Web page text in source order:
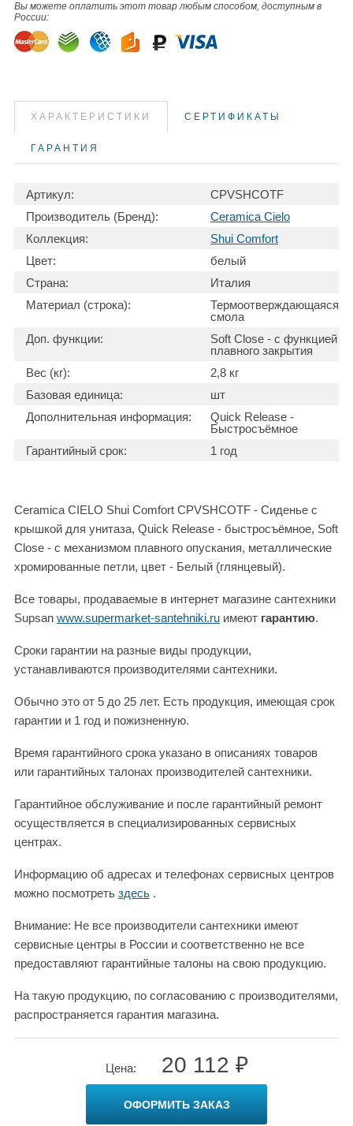
Вы можете оплатить этот товар любым способом, доступным в
России:
ХАРАКТЕРИСТИКИ СЕРТИФИКАТЫ
ГАРАНТИЯ
Артикул:
CPVSHCOTF
Производитель (Бренд):
Ceramica Cielo
Коллекция:
Shui Comfort
Цвет:
белый
Страна:
Италия
Материал (строка):
Термоотверждающаяся
смола
Доп. функции:
Soft Close - с функцией
плавного закрытия
Вес (кг):
2,8 кг
Базовая единица:
шт
Дополнительная информация:
Quick Release -
Быстросъёмное
Гарантийный срок:
1 год
Ceramica CIELO Shui Comfort CPVSHCOTF - Сиденье с
крышкой для унитаза, Quick Release - быстросъёмное, Soft
Close - с механизмом плавного опускания, металлические
хромированные петли, цвет - Белый (глянцевый).
Все товары, продаваемые в интернет магазине сантехники
Supsan www.supermarket-santehniki.ru имеют гарантию.
Сроки гарантии на разные виды продукции,
устанавливаются производителями сантехники.
Обычно это от 5 до 25 лет. Есть продукция, имеющая срок
гарантии и 1 год и пожизненную.
Время гарантийного срока указано в описаниях товаров
или гарантийных талонах производителей сантехники.
Гарантийное обслуживание и после гарантийный ремонт
осуществляется в специализированных сервисных
центрах.
Информацию об адресах и телефонах сервисных центров
можно посмотреть здесь .
Внимание: Не все производители сантехники имеют
сервисные центры в России и соответственно не все
предоставляют гарантийные талоны на свою продукцию.
На такую продукцию, по согласованию с производителями,
распространяется гарантия магазина.
Цена: 20 112 ₽
ОФОРМИТЬ ЗАКАЗ